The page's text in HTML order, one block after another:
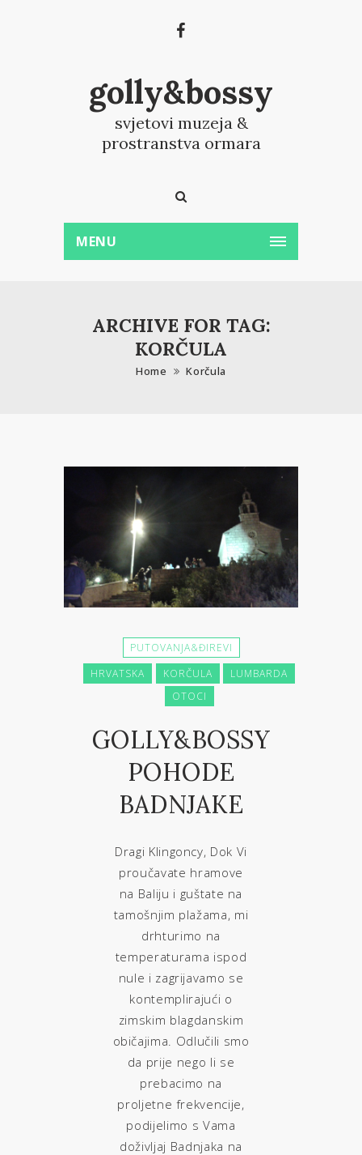
golly&bossy
svjetovi muzeja &
prostranstva ormara
MENU
ARCHIVE FOR TAG:
KORČULA
Home Korčula
PUTOVANJA&ĐIREVI
HRVATSKA
KORČULA
LUMBARDA
OTOCI
GOLLY&BOSSY
POHODE
BADNJAKE
Dragi Klingoncy, Dok Vi
proučavate hramove
na Baliju i guštate na
tamošnjim plažama, mi
drhturimo na
temperaturama ispod
nule i zagrijavamo se
kontemplirajući o
zimskim blagdanskim
običajima. Odlučili smo
da prije nego li se
prebacimo na
proljetne frekvencije,
podijelimo s Vama
doživljaj Badnjaka na